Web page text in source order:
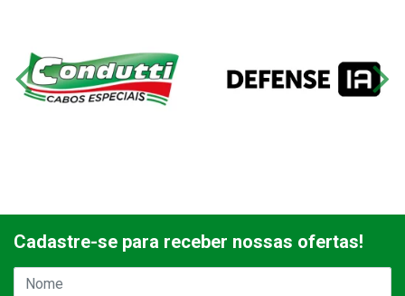
Cadastre-se para receber nossas ofertas!